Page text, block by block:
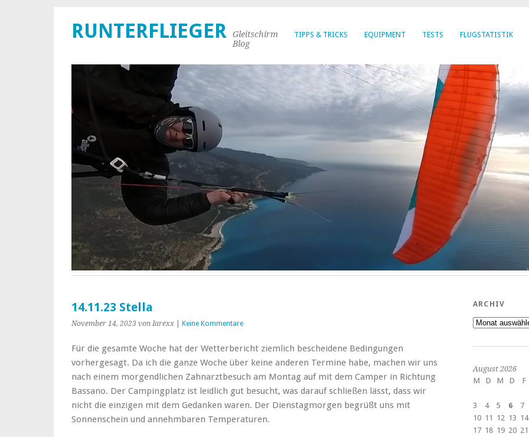
TIPPS & TRICKS EQUIPMENT TESTS FLUGSTATISTIK
RUNTERFLIEGER
Gleitschirm
Blog
14.11.23 Stella
November 14, 2023 von Iarexx Keine Kommentare
Für die gesamte Woche hat der Wetterbericht ziemlich bescheidene Bedingungen
vorhergesagt. Da ich die ganze Woche über keine anderen Termine habe, machen wir uns
nach einem morgendlichen Zahnarztbesuch am Montag auf mit dem Camper in Richtung
Bassano. Der Campingplatz ist leidlich gut besucht, was darauf schließen lässt, dass wir
nicht die einzigen mit dem Gedanken waren. Der Dienstagmorgen begrüßt uns mit
Sonnenschein und annehmbaren Temperaturen.
ARCHIV
Archiv
August 2026
M
D M D F
3
4 5 6 7
10 11 12 13 14
17 18 19 20 21